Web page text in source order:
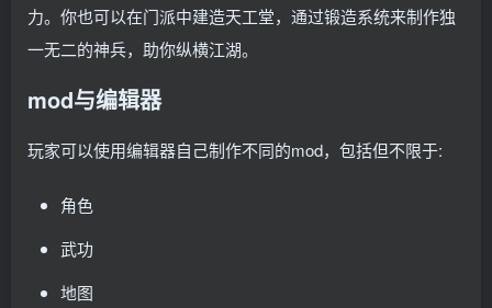
力。你也可以在门派中建造天工堂，通过锻造系统来制作独
一无二的神兵，助你纵横江湖。
mod与编辑器
玩家可以使用编辑器自己制作不同的mod，包括但不限于:
角色
武功
地图